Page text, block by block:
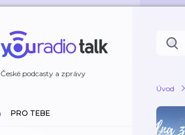
České podcasty a zprávy
PRO TEBE
Úvod